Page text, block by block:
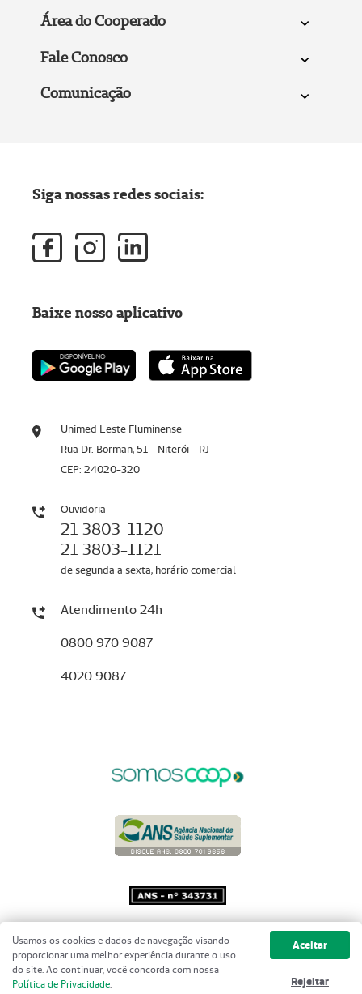
Área do Cooperado
Fale Conosco
Comunicação
Unimed Leste Fluminense
Rua Dr. Borman, 51 - Niterói - RJ
CEP: 24020-320
Ouvidoria
21 3803-1120
21 3803-1121
de segunda a sexta, horário comercial
Atendimento 24h
0800 970 9087
4020 9087
Siga nossas redes sociais:
Baixe nosso aplicativo
Copyright 2001 - 2026 Unimed do
Brasil - Todos os direitos reservados
Usamos os cookies e dados de navegação visando
proporcionar uma melhor experiência durante o uso
do site. Ao continuar, você concorda com nossa
Política de Privacidade.
Aceitar
Rejeitar